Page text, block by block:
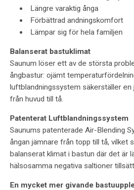
Längre varaktig ånga
Förbättrad andningskomfort
Lämpar sig för hela familjen
Balanserat bastuklimat
Saunum löser ett av de största
ångbastur: ojämt
luftblandningssystem säkerställer
från huvud till tå.
Patenterat Luftblandningssystem
Saunums patenterade Air-Blending
ångan jämnare från topp till tå, vilket
balanserat klimat i bastun där det är
hälsosamma negativa saltioner
En mycket mer givande